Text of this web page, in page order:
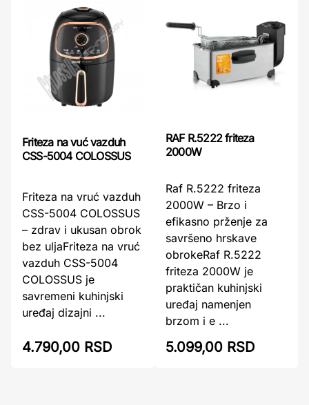
Friteza na vuć vazduh
CSS-5004 COLOSSUS
Friteza na vruć vazduh
CSS-5004 COLOSSUS
– zdrav i ukusan obrok
bez uljaFriteza na vruć
vazduh CSS-5004
COLOSSUS je
savremeni kuhinjski
uređaj dizajni ...
4.790,00 RSD
RAF R.5222 friteza
2000W
Raf R.5222 friteza
2000W – Brzo i
efikasno prženje za
savršeno hrskave
obrokeRaf R.5222
friteza 2000W je
praktičan kuhinjski
uređaj namenjen
brzom i e ...
5.099,00 RSD